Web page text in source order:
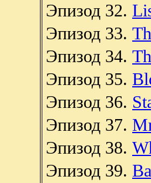
Эпизод 32.
Эпизод 33.
Эпизод 34.
Эпизод 35.
Эпизод 36.
Эпизод 37.
Эпизод 38.
Эпизод 39.